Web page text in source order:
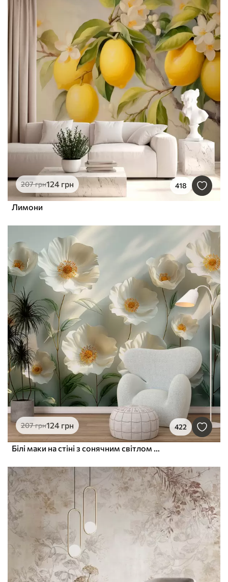
207грн124 грн 418
Лимони
207грн124 грн 422
Білі маки на стіні з сонячним світлом і 3D-ефектом